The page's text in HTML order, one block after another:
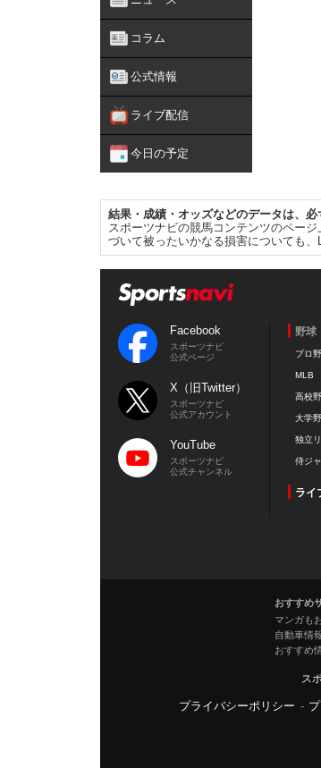
コラム
公式情報
ライブ配信
今日の予定
結果・成績・オッズなどのデータは、必
スポーツナビの競馬コンテンツのペー
づいて被ったいかなる損害についても
Facebook
スポーツナビ
公式ページ
X（旧Twitter）
スポーツナビ
公式アカウント
YouTube
スポーツナビ
公式チャンネル
野球
プロ
MLB
高校
大学
独立
侍ジ
ライ
おすすめ
マンガも
自動車情
おすすめ
ス
プライバシーポリシー -